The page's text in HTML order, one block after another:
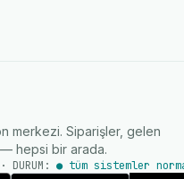
merkezi. Siparişler, gelen
hepsi bir arada.
DURUM: ● tüm sistemler